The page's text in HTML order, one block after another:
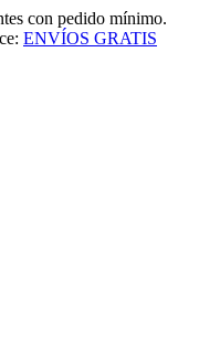
con pedido mínimo.
ENVÍOS GRATIS